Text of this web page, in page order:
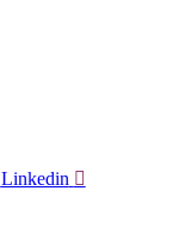
Linkedin